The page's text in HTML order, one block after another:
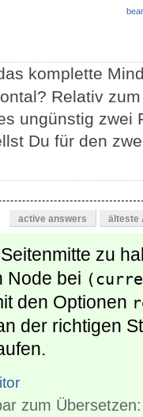
komplette
Relativ
ungünstig zwei
Du für den
active answers älteste
zu
Node bei
den Optionen
der richtigen
zum Übersetzen: